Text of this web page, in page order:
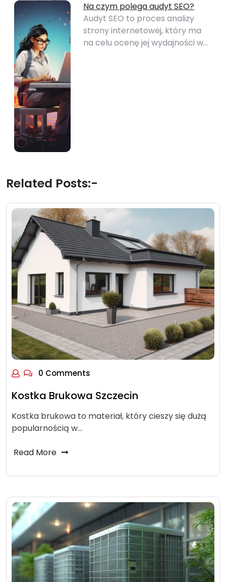
Na czym polega audyt SEO?
Audyt SEO to proces analizy
strony internetowej, który ma
na celu ocenę jej wydajności w…
Related Posts:-
0 Comments
Kostka Brukowa Szczecin
Kostka brukowa to materiał, który cieszy się dużą
popularnością w…
Read More